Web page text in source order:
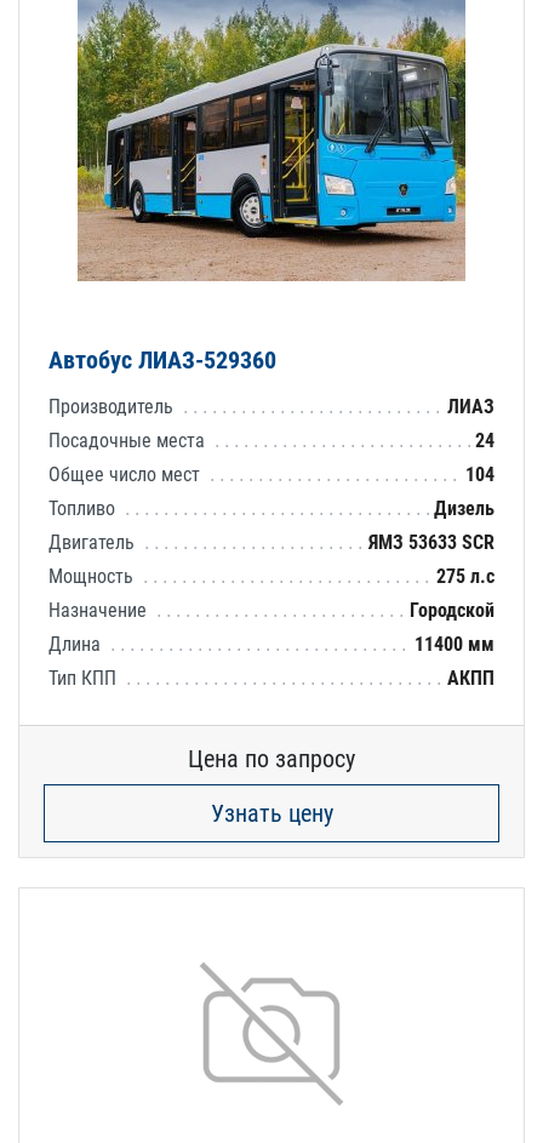
Автобус ЛИАЗ-529360
Производитель
ЛИАЗ
Посадочные места
24
Общее число мест
104
Топливо
Дизель
Двигатель
ЯМЗ 53633 SCR
Мощность
275 л.с
Назначение
Городской
Длина
11400 мм
Тип КПП
АКПП
Цена по запросу
Узнать цену